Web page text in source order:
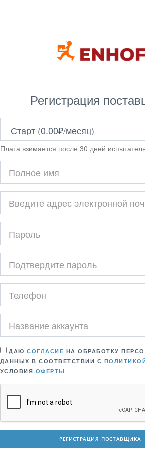
Регистрация
Плата взимается после 30 дней
ДАЮСОГЛАСИЕ НА ОБРАБОТКУ
ДАННЫХ В СООТВЕТСТВИИ С
УСЛОВИЯ ОФЕРТЫ